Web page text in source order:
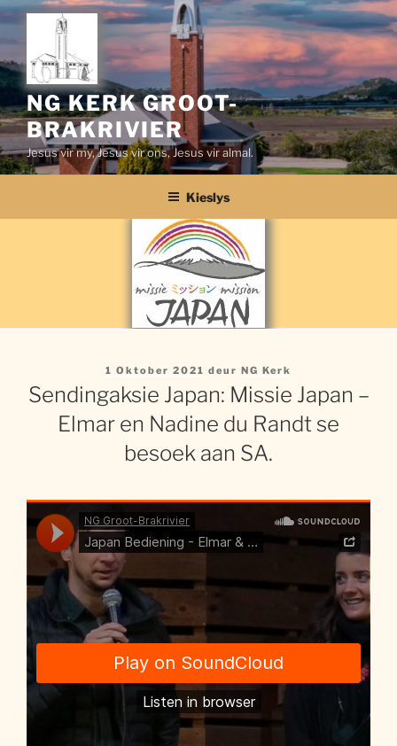
Slaan
inhoud
NG KERK GROOT-
BRAKRIVIER
Jesus vir my, Jesus vir ons, Jesus vir almal.
Kieslys
Gepubliseer
1 Oktober 2021 deur NG Kerk
Sendingaksie Japan: Missie Japan –
Elmar en Nadine du Randt se
besoek aan SA.